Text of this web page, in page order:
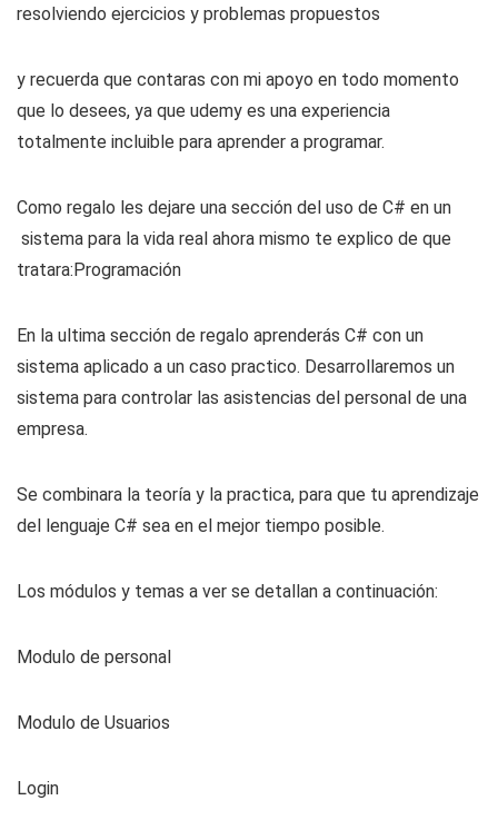
resolviendo ejercicios y problemas propuestos
y recuerda que contaras con mi apoyo en todo momento
que lo desees, ya que udemy es una experiencia
totalmente incluible para aprender a programar.
Como regalo les dejare una sección del uso de C# en un
sistema para la vida real ahora mismo te explico de que
tratara:Programación
En la ultima sección de regalo aprenderás C# con un
sistema aplicado a un caso practico. Desarrollaremos un
sistema para controlar las asistencias del personal de una
empresa.
Se combinara la teoría y la practica, para que tu aprendizaje
del lenguaje C# sea en el mejor tiempo posible.
Los módulos y temas a ver se detallan a continuación:
Modulo de personal
Modulo de Usuarios
Login